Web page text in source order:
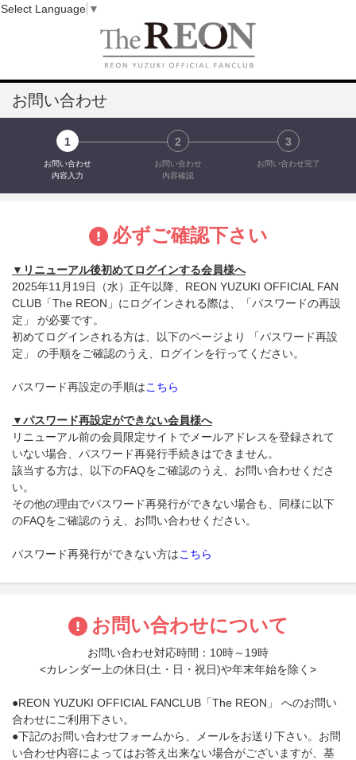
お問い合わせ
1
お問い合わせ
内容入力
2
お問い合わせ
内容確認
3
お問い合わせ完了
必ずご確認下さい
▼リニューアル後初めてログインする会員様へ
2025年11月19日（水）正午以降、REON YUZUKI OFFICIAL FAN
CLUB「The REON」にログインされる際は、「パスワードの再設
定」 が必要です。
初めてログインされる方は、以下のページより 「パスワード再設
定」 の手順をご確認のうえ、ログインを行ってください。
パスワード再設定の手順はこちら
▼パスワード再設定ができない会員様へ
リニューアル前の会員限定サイトでメールアドレスを登録されて
いない場合、パスワード再発行手続きはできません。
該当する方は、以下のFAQをご確認のうえ、お問い合わせくださ
い。
その他の理由でパスワード再発行ができない場合も、同様に以下
のFAQをご確認のうえ、お問い合わせください。
パスワード再発行ができない方はこちら
お問い合わせについて
お問い合わせ対応時間：10時～19時
<カレンダー上の休日(土・日・祝日)や年末年始を除く>
●REON YUZUKI OFFICIAL FANCLUB「The REON」 へのお問い
合わせにご利用下さい。
●下記のお問い合わせフォームから、メールをお送り下さい。お問
い合わせ内容によってはお答え出来ない場合がございますが、基
Select Language ▼